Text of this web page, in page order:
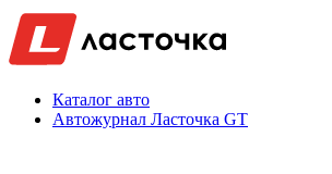
Каталог авто
Автожурнал Ласточка GT